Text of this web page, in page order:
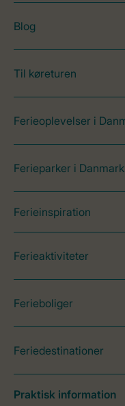
Blog
Til køreturen
Ferieoplevelser i
Ferieparker i Danmark
Ferieinspiration
Ferieaktiviteter
Ferieboliger
Feriedestinationer
Praktisk information